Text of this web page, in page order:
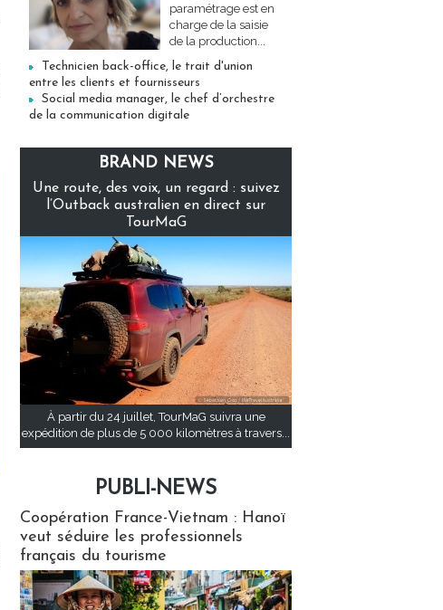
paramétrage est en
charge de la saisie
de la production...
Technicien back-office, le trait d'union
entre les clients et fournisseurs
Social media manager, le chef d’orchestre
de la communication digitale
BRAND NEWS
Une route, des voix, un regard : suivez
l’Outback australien en direct sur
TourMaG
À partir du 24 juillet, TourMaG suivra une
expédition de plus de 5 000 kilomètres à travers...
PUBLI-NEWS
Coopération France-Vietnam : Hanoï
veut séduire les professionnels
français du tourisme